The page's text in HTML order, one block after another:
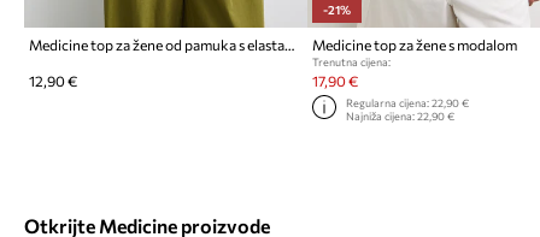
Medicine top za žene od pamuka s elastanom
12,90 €
-21%
Medicine top za žene s modalom
Trenutna cijena:
17,90 €
Regularna cijena: 22,90 €
Najniža cijena: 22,90 €
Otkrijte Medicine proizvode